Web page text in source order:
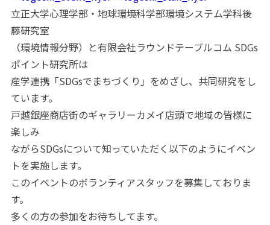
立正大学心理学部・地球環境科学部環境システム学科後
藤研究室
（環境情報分野）と有限会社ラウンドテーブルコム SDGs
ポイント研究所は
産学連携「SDGsでまちづくり」をめざし、 共同研究をし
ています。
戸越銀座商店街のギャラリーカメイ店頭で地域の皆様に
楽しみ
ながらSDGsについて知っていただく 以下のようにイベン
トを実施します。
このイベントのボランティアスタッフを募集しておりま
す。
多くの方の参加をお待ちしてます。